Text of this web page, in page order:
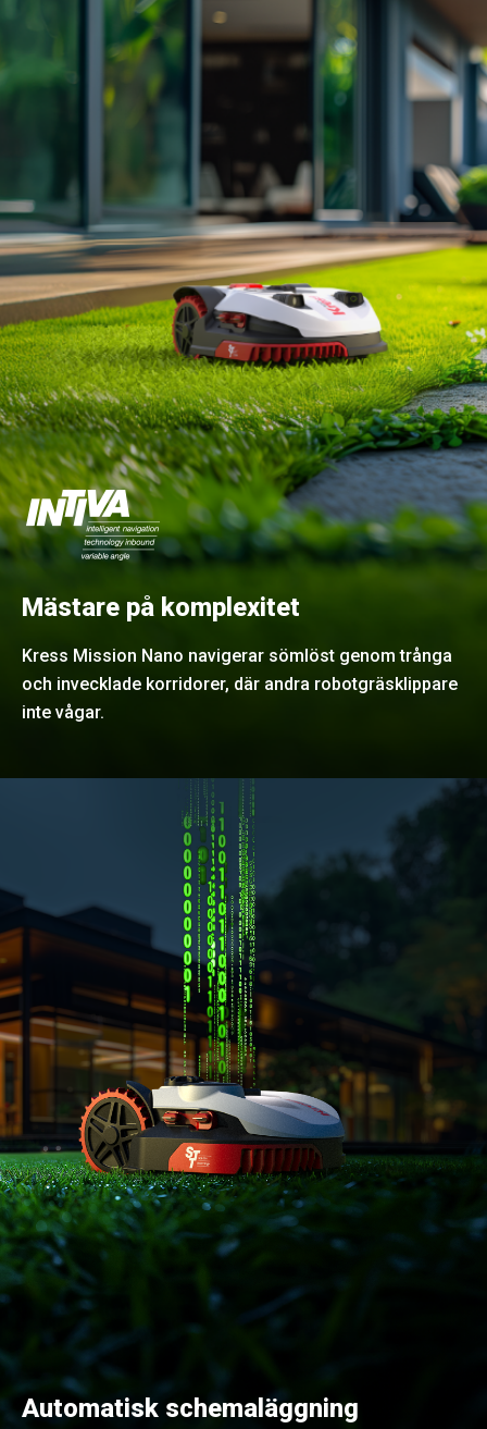
Mästare på komplexitet
Kress Mission Nano navigerar sömlöst genom trånga
och invecklade korridorer, där andra robotgräsklippare
inte vågar.
Automatisk schemaläggning